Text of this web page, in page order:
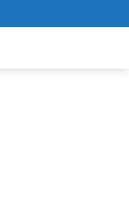
Tingkatkan